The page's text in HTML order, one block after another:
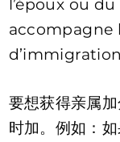
l’époux ou
accompagne
要想获得亲属
时加。例如：